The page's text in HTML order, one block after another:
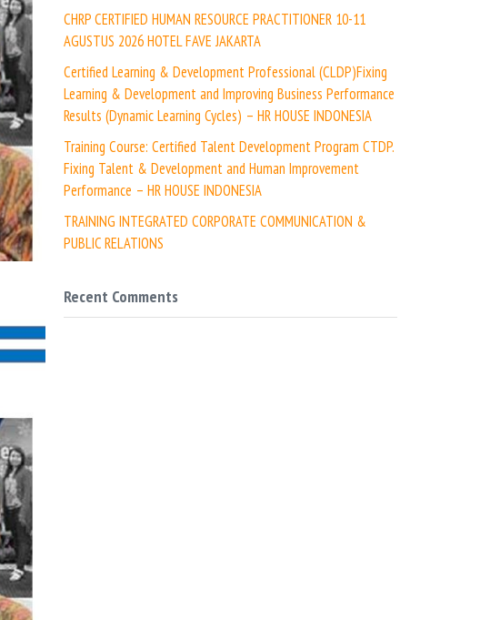
CHRP CERTIFIED HUMAN RESOURCE PRACTITIONER 10-11
AGUSTUS 2026 HOTEL FAVE JAKARTA
Certified Learning & Development Professional (CLDP)Fixing
Learning & Development and Improving Business Performance
Results (Dynamic Learning Cycles) – HR HOUSE INDONESIA
Training Course: Certified Talent Development Program CTDP.
Fixing Talent & Development and Human Improvement
Performance – HR HOUSE INDONESIA
TRAINING INTEGRATED CORPORATE COMMUNICATION &
PUBLIC RELATIONS
Recent Comments